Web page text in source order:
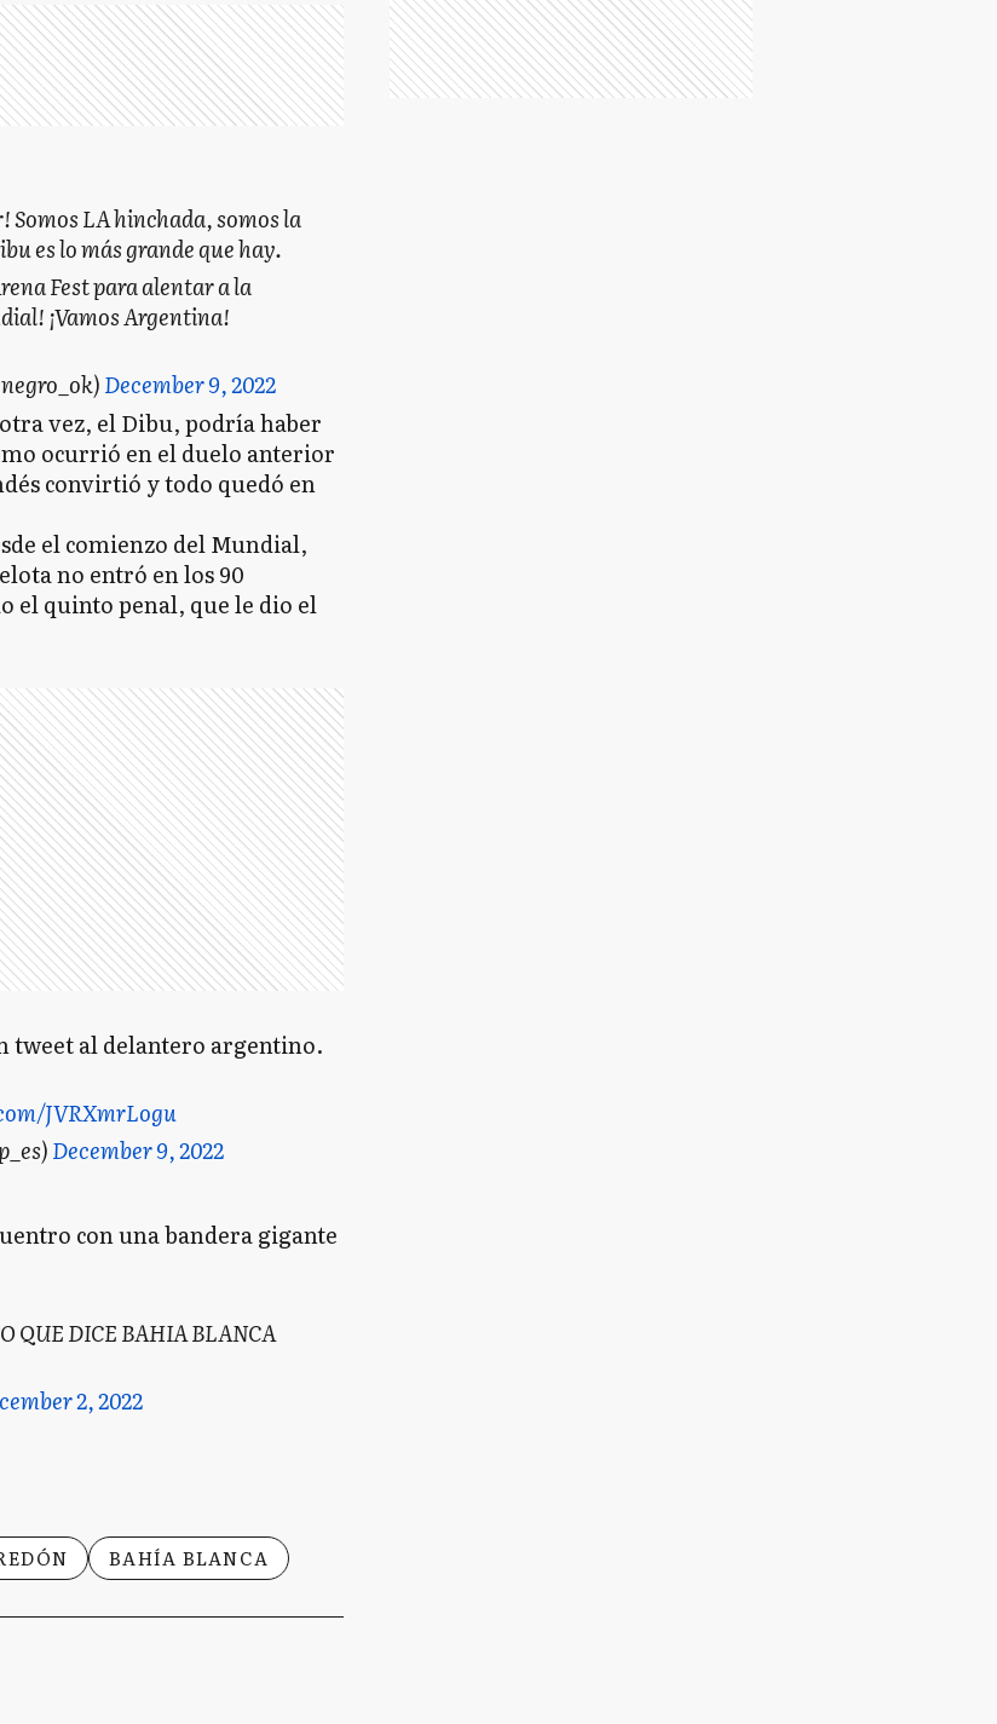
Somos LA hinchada, somos la
es lo más grande que hay.
Fest para alentar a la
¡Vamos Argentina!
December 9, 2022
vez, el Dibu, podría haber
ocurrió en el duelo anterior
convirtió y todo quedó en
el comienzo del Mundial,
no entró en los 90
el quinto penal, que le dio el
tweet al delantero argentino.
JVRXmrLogu
December 9, 2022
con una bandera gigante
QUE DICE BAHIA BLANCA
2, 2022
BAHÍA BLANCA